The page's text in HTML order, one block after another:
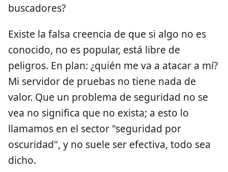
buscadores?
Existe la falsa creencia de que si algo no es
conocido, no es popular, está libre de
peligros. En plan: ¿quién me va a atacar a mí?
Mi servidor de pruebas no tiene nada de
valor. Que un problema de seguridad no se
vea no significa que no exista; a esto lo
llamamos en el sector "seguridad por
oscuridad", y no suele ser efectiva, todo sea
dicho.